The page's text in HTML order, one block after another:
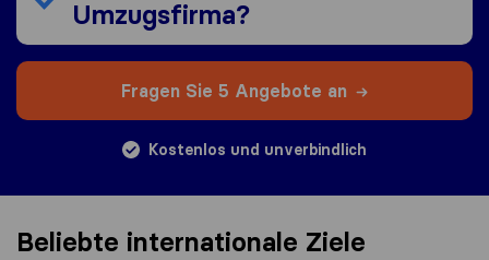
Umzugsfirma?
Fragen Sie 5 Angebote an
Kostenlos und unverbindlich
Beliebte internationale Ziele